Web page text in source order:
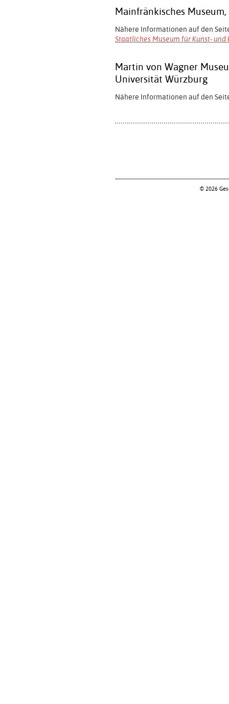
Mainfränkisches
Nähere Informationen auf den
Staatliches Museum für Kunst-
Martin von Wagner
Universität Würzburg
Nähere Informationen auf den
© 2026